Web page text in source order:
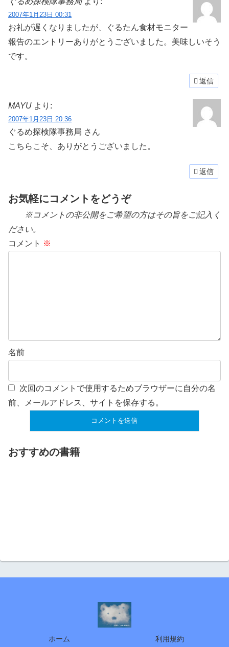
2007年1月23日 00:31
お礼が遅くなりましたが、ぐるたん食材モニター
報告のエントリーありがとうございました。美味しいそう
です。
返信
MAYU より:
2007年1月23日 20:36
ぐるめ探検隊事務局 さん
こちらこそ、ありがとうございました。
返信
お気軽にコメントをどうぞ
※コメントの非公開をご希望の方はその旨をご記入く
ださい。
コメント ※
名前
次回のコメントで使用するためブラウザーに自分の名
前、メールアドレス、サイトを保存する。
おすすめの書籍
ホーム 利用規約